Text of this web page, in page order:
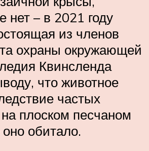
нет – в 2021 году
из членов
охраны окружающей
Квинсленда
что животное
частых
плоском песчаном
оно обитало.